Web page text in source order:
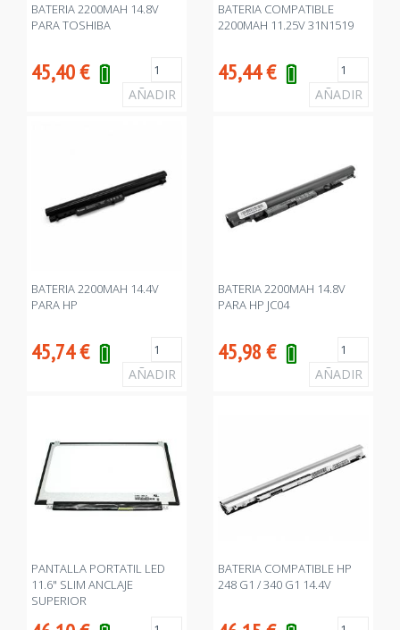
BATERIA 2200MAH 14.8V
PARA TOSHIBA
45,40€
BATERIA COMPATIBLE
2200MAH 11.25V 31N1519
45,44€
BATERIA 2200MAH 14.4V
PARA HP
45,74€
BATERIA 2200MAH 14.8V
PARA HP JC04
45,98€
PANTALLA PORTATIL LED
11.6" SLIM ANCLAJE
SUPERIOR
BATERIA COMPATIBLE HP
248 G1 / 340 G1 14.4V